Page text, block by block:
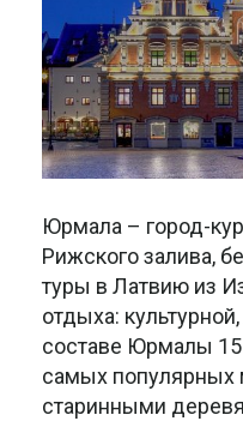
Юрмала – город-
Рижского залива,
туры в Латвию из
отдыха:
составе Юрмалы
самых популярных
старинными